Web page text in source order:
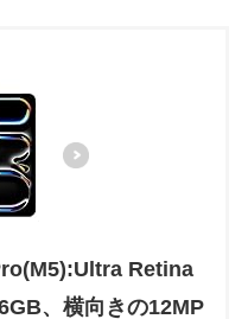
Retina
、横向きの12MP